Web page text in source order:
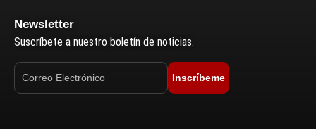
Newsletter
Suscríbete a nuestro boletín de noticias.
Inscríbeme